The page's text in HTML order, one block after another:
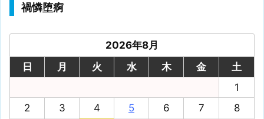
禍憐堕痾
2026年8月
日
月 火 水 木 金
土
1
2
3 4 5 6 7
8